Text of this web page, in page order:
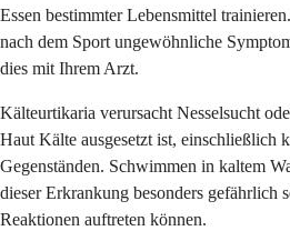
Essen bestimmter Lebensmittel
nach dem Sport ungewöhnliche
dies mit Ihrem Arzt.
Kälteurtikaria verursacht Nesselsucht
Haut Kälte ausgesetzt ist, einschließlich
Gegenständen. Schwimmen in kaltem
dieser Erkrankung besonders gefährlich
Reaktionen auftreten können.